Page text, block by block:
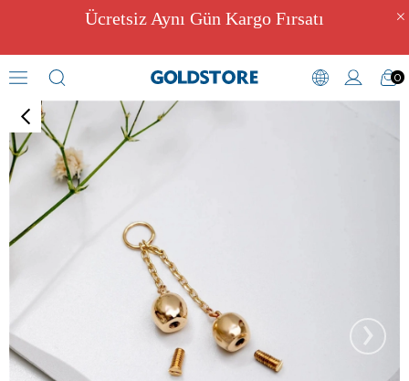
Ücretsiz Aynı Gün Kargo Fırsatı
0
Kül Hazneli Takılar
›